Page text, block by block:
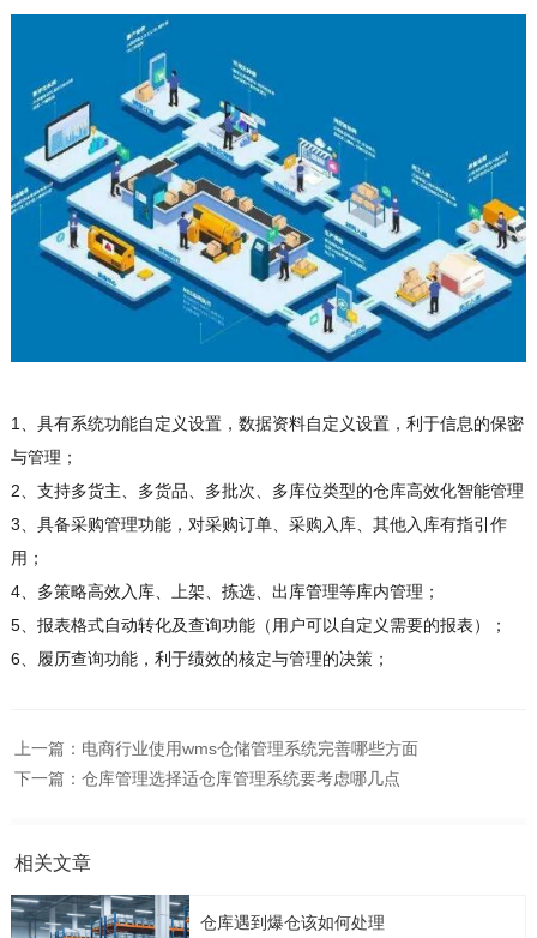
1、具有系统功能自定义设置，数据资料自定义设置，利于信息的保密
与管理；
2、支持多货主、多货品、多批次、多库位类型的仓库高效化智能管理
3、具备采购管理功能，对采购订单、采购入库、其他入库有指引作
用；
4、多策略高效入库、上架、拣选、出库管理等库内管理；
5、报表格式自动转化及查询功能（用户可以自定义需要的报表）；
6、履历查询功能，利于绩效的核定与管理的决策；
上一篇： 电商行业使用wms仓储管理系统完善哪些方面
下一篇： 仓库管理选择适仓库管理系统要考虑哪几点
相关文章
仓库遇到爆仓该如何处理